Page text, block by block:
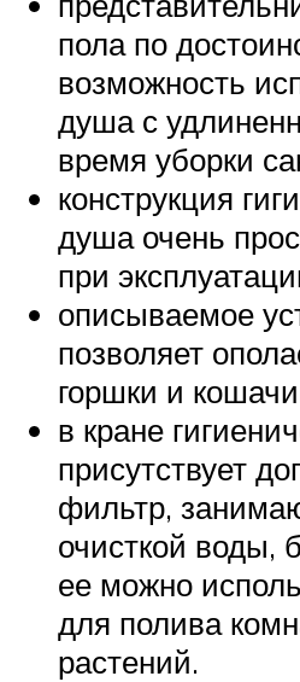
пола по
возможность
душа с
время уборки
конструкция
душа очень
при
описываемое
позволяет
горшки и
в кране
присутствует
фильтр,
очисткой воды,
ее можно
для полива
растений.